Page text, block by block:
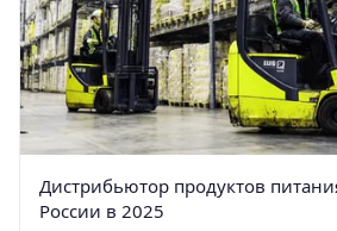
Дистрибьютор продуктов
России в 2025